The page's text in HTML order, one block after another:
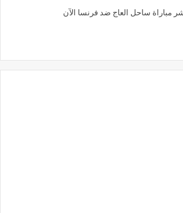
مباراة ساحل العاج ضد فرنسا الآن